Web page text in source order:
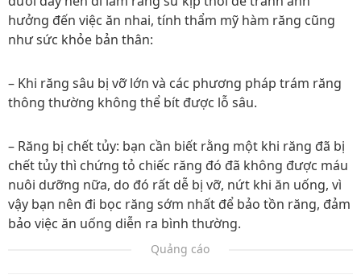
hưởng đến việc ăn nhai, tính thẩm mỹ hàm răng cũng
như sức khỏe bản thân:
– Khi răng sâu bị vỡ lớn và các phương pháp trám răng
thông thường không thể bít được lỗ sâu.
– Răng bị chết tủy: bạn cần biết rằng một khi răng đã bị
chết tủy thì chứng tỏ chiếc răng đó đã không được máu
nuôi dưỡng nữa, do đó rất dễ bị vỡ, nứt khi ăn uống, vì
vậy bạn nên đi bọc răng sớm nhất để bảo tồn răng, đảm
bảo việc ăn uống diễn ra bình thường.
Quảng cáo